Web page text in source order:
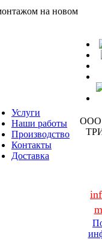
на новом
Услуги
Наши работы
Производство
Контакты
Доставка
ООО